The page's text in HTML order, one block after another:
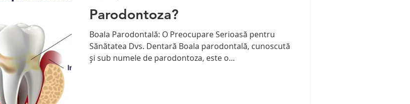
Parodontoza?
Boala Parodontală: O Preocupare Serioasă pentru
Sănătatea Dvs. Dentară Boala parodontală, cunoscută
și sub numele de parodontoza, este o...